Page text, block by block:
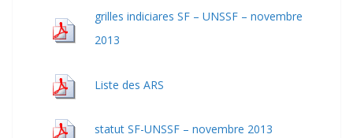
grilles indiciares SF – UNSSF – novembre
2013
Liste des ARS
statut SF-UNSSF – novembre 2013